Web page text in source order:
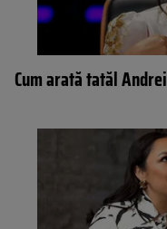
Cum arată tatăl